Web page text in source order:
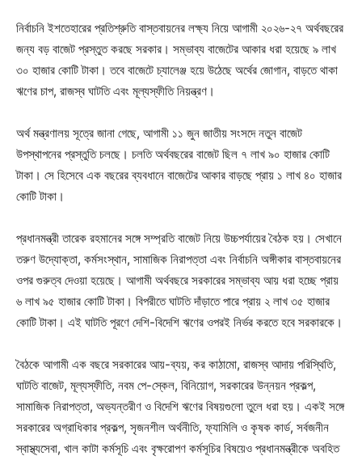
নির্বাচনি ইশতেহারের প্রতিশ্রুতি বাস্তবায়নের লক্ষ্য নিয়ে আগামী ২০২৬-২৭ অর্থবছরের
জন্য বড় বাজেট প্রস্তুত করছে সরকার। সম্ভাব্য বাজেটের আকার ধরা হয়েছে ৯ লাখ
৩০ হাজার কোটি টাকা। তবে বাজেটে চ্যালেঞ্জ হয়ে উঠেছে অর্থের জোগান, বাড়তে থাকা
ঋণের চাপ, রাজস্ব ঘাটতি এবং মূল্যস্ফীতি নিয়ন্ত্রণ।
অর্থ মন্ত্রণালয় সূত্রে জানা গেছে, আগামী ১১ জুন জাতীয় সংসদে নতুন বাজেট
উপস্থাপনের প্রস্তুতি চলছে। চলতি অর্থবছরের বাজেট ছিল ৭ লাখ ৯০ হাজার কোটি
টাকা। সে হিসেবে এক বছরের ব্যবধানে বাজেটের আকার বাড়ছে প্রায় ১ লাখ ৪০ হাজার
কোটি টাকা।
প্রধানমন্ত্রী তারেক রহমানের সঙ্গে সম্প্রতি বাজেট নিয়ে উচ্চপর্যায়ের বৈঠক হয়। সেখানে
তরুণ উদ্যোক্তা, কর্মসংস্থান, সামাজিক নিরাপত্তা এবং নির্বাচনি অঙ্গীকার বাস্তবায়নের
ওপর গুরুত্ব দেওয়া হয়েছে। আগামী অর্থবছরে সরকারের সম্ভাব্য আয় ধরা হচ্ছে প্রায়
৬ লাখ ৯৫ হাজার কোটি টাকা। বিপরীতে ঘাটতি দাঁড়াতে পারে প্রায় ২ লাখ ৩৫ হাজার
কোটি টাকা। এই ঘাটতি পূরণে দেশি-বিদেশি ঋণের ওপরই নির্ভর করতে হবে সরকারকে।
বৈঠকে আগামী এক বছরে সরকারের আয়-ব্যয়, কর কাঠামো, রাজস্ব আদায় পরিস্থিতি,
ঘাটতি বাজেট, মূল্যস্ফীতি, নবম পে-স্কেল, বিনিয়োগ, সরকারের উন্নয়ন প্রকল্প,
সামাজিক নিরাপত্তা, অভ্যন্তরীণ ও বিদেশি ঋণের বিষয়গুলো তুলে ধরা হয়। একই সঙ্গে
সরকারের অগ্রাধিকার প্রকল্প, সৃজনশীল অর্থনীতি, ফ্যামিলি ও কৃষক কার্ড, সর্বজনীন
স্বাস্থ্যসেবা, খাল কাটা কর্মসূচি এবং বৃক্ষরোপণ কর্মসূচির বিষয়েও প্রধানমন্ত্রীকে অবহিত